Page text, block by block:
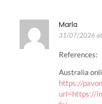
Marla
31/07/2026
References:
Australia
https://
url=https://